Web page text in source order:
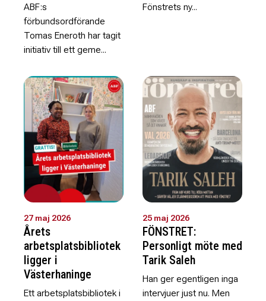
ABF:s
förbundsordförande
Tomas Eneroth har tagit
initiativ till ett geme...
Fönstrets ny...
27 maj 2026
Årets
arbetsplatsbibliotek
ligger i
Västerhaninge
Ett arbetsplatsbibliotek i
25 maj 2026
FÖNSTRET:
Personligt möte med
Tarik Saleh
Han ger egentligen inga
intervjuer just nu. Men